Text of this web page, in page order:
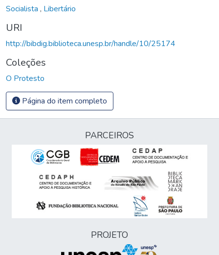
Socialista , Libertário
URI
http://bibdig.biblioteca.unesp.br/handle/10/25174
Coleções
O Protesto
Página do item completo
PARCEIROS
PROJETO